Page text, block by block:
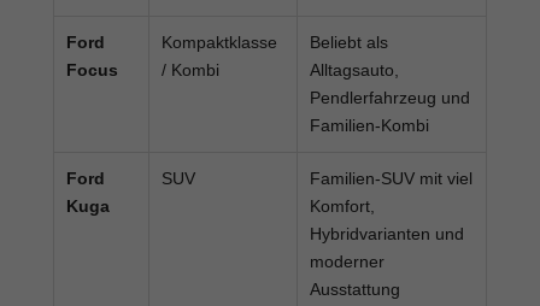
Ford
Focus
Kompaktklasse
/ Kombi
Beliebt als
Alltagsauto,
Pendlerfahrzeug und
Familien-Kombi
Ford
Kuga
SUV
Familien-SUV mit viel
Komfort,
Hybridvarianten und
moderner
Ausstattung